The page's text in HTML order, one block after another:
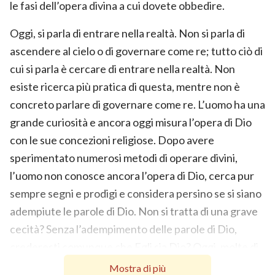
le fasi dell’opera divina a cui dovete obbedire.
Oggi, si parla di entrare nella realtà. Non si parla di
ascendere al cielo o di governare come re; tutto ciò di
cui si parla è cercare di entrare nella realtà. Non
esiste ricerca più pratica di questa, mentre non è
concreto parlare di governare come re. L’uomo ha una
grande curiosità e ancora oggi misura l’opera di Dio
con le sue concezioni religiose. Dopo avere
sperimentato numerosi metodi di operare divini,
l’uomo non conosce ancora l’opera di Dio, cerca pur
sempre segni e prodigi e considera persino se si siano
adempiute le parole di Dio. Non si tratta di una grave
cecità? Senza l’adempimento delle parole di Dio,
queste persone nella Chiesa attendono di vedere
Mostra di più